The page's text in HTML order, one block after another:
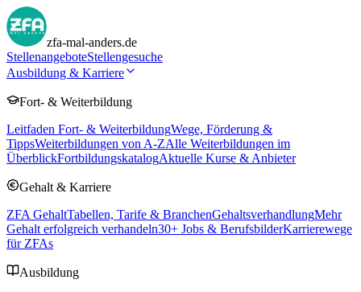
zfa-mal-anders.de
StellenangeboteStellengesuche
Ausbildung & Karriere
Fort- & Weiterbildung
Leitfaden Fort- & WeiterbildungWege, Förderung &
TippsWeiterbildungen von A-ZAlle Weiterbildungen im
ÜberblickFortbildungskatalogAktuelle Kurse & Anbieter
Gehalt & Karriere
ZFA GehaltTabellen, Tarife & BranchenGehaltsverhandlungMehr
Gehalt erfolgreich verhandeln30+ Jobs & BerufsbilderKarrierewege
für ZFAs
Ausbildung